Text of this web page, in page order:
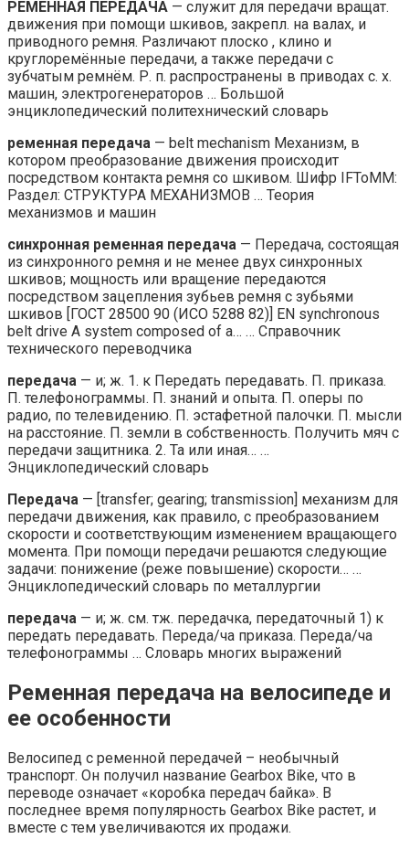
РЕМЕННАЯ ПЕРЕДАЧА — служит для передачи вращат.
движения при помощи шкивов, закрепл. на валах, и
приводного ремня. Различают плоско , клино и
круглоремённые передачи, а также передачи с
зубчатым ремнём. Р. п. распространены в приводах с. х.
машин, электрогенераторов … Большой
энциклопедический политехнический словарь
ременная передача — belt mechanism Механизм, в
котором преобразование движения происходит
посредством контакта ремня со шкивом. Шифр IFToMM:
Раздел: СТРУКТУРА МЕХАНИЗМОВ … Теория
механизмов и машин
синхронная ременная передача — Передача, состоящая
из синхронного ремня и не менее двух синхронных
шкивов; мощность или вращение передаются
посредством зацепления зубьев ремня с зубьями
шкивов [ГОСТ 28500 90 (ИСО 5288 82)] EN synchronous
belt drive A system composed of a… … Справочник
технического переводчика
передача — и; ж. 1. к Передать передавать. П. приказа.
П. телефонограммы. П. знаний и опыта. П. оперы по
радио, по телевидению. П. эстафетной палочки. П. мысли
на расстояние. П. земли в собственность. Получить мяч с
передачи защитника. 2. Та или иная… …
Энциклопедический словарь
Передача — [transfer; gearing; transmission] механизм для
передачи движения, как правило, с преобразованием
скорости и соответствующим изменением вращающего
момента. При помощи передачи решаются следующие
задачи: понижение (реже повышение) скорости… …
Энциклопедический словарь по металлургии
передача — и; ж. см. тж. передачка, передаточный 1) к
передать передавать. Переда/ча приказа. Переда/ча
телефонограммы … Словарь многих выражений
Ременная передача на велосипеде и
ее особенности
Велосипед с ременной передачей – необычный
транспорт. Он получил название Gearbox Bike, что в
переводе означает «коробка передач байка». В
последнее время популярность Gearbox Bike растет, и
вместе с тем увеличиваются их продажи.